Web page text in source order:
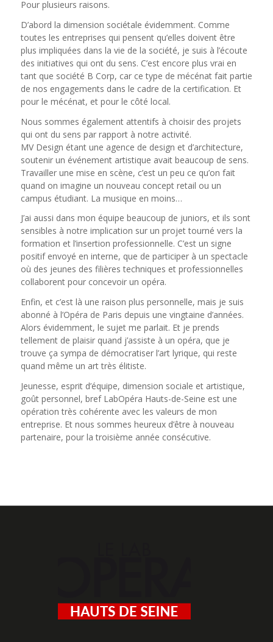
Pour plusieurs raisons.
D’abord la dimension sociétale évidemment. Comme
toutes les entreprises qui pensent qu’elles doivent être
plus impliquées dans la vie de la société, je suis à l’écoute
des initiatives qui ont du sens. C’est encore plus vrai en
tant que société B Corp, car ce type de mécénat fait partie
de nos engagements dans le cadre de la certification. Et
pour le mécénat, et pour le côté local.
Nous sommes également attentifs à choisir des projets
qui ont du sens par rapport à notre activité.
MV Design étant une agence de design et d’architecture,
soutenir un événement artistique avait beaucoup de sens.
Travailler une mise en scène, c’est un peu ce qu’on fait
quand on imagine un nouveau concept retail ou un
campus étudiant. La musique en moins…
J’ai aussi dans mon équipe beaucoup de juniors, et ils sont
sensibles à notre implication sur un projet tourné vers la
formation et l’insertion professionnelle. C’est un signe
positif envoyé en interne, que de participer à un spectacle
où des jeunes des filières techniques et professionnelles
collaborent pour concevoir un opéra.
Enfin, et c’est là une raison plus personnelle, mais je suis
abonné à l’Opéra de Paris depuis une vingtaine d’années.
Alors évidemment, le sujet me parlait. Et je prends
tellement de plaisir quand j’assiste à un opéra, que je
trouve ça sympa de démocratiser l’art lyrique, qui reste
quand même un art très élitiste.
Jeunesse, esprit d’équipe, dimension sociale et artistique,
goût personnel, bref LabOpéra Hauts-de-Seine est une
opération très cohérente avec les valeurs de mon
entreprise. Et nous sommes heureux d’être à nouveau
partenaire, pour la troisième année consécutive.